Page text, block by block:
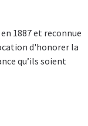
1887 et reconnue
d'honorer la
qu’ils soient